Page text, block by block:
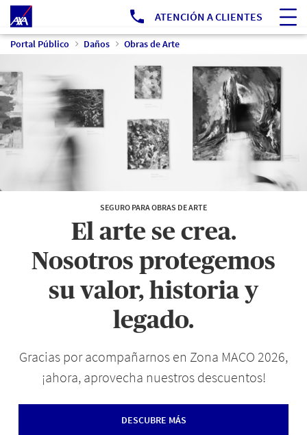
Ir a Portal Público ATENCIÓN A CLIENTES
Portal Público Daños Obras de Arte
SEGURO PARA OBRAS DE ARTE
El arte se crea.
Nosotros protegemos
su valor, historia y
legado.
Gracias por acompañarnos en Zona MACO 2026,
¡ahora, aprovecha nuestros descuentos!
DESCUBRE MÁS